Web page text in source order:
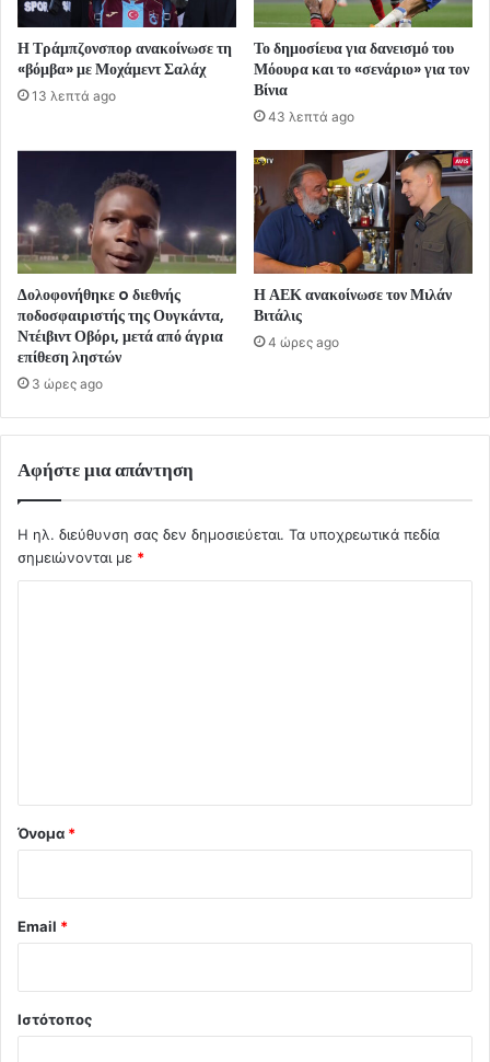
Η Τράμπζονσπορ ανακοίνωσε τη
«βόμβα» με Μοχάμεντ Σαλάχ
13 λεπτά ago
Το δημοσίευα για δανεισμό του
Μόουρα και το «σενάριο» για τον
Βίνια
43 λεπτά ago
Δολοφονήθηκε o διεθνής
ποδοσφαιριστής της Ουγκάντα,
Ντέιβιντ Οβόρι, μετά από άγρια
επίθεση ληστών
3 ώρες ago
Η ΑΕΚ ανακοίνωσε τον Μιλάν
Βιτάλις
4 ώρες ago
Αφήστε μια απάντηση
Η ηλ. διεύθυνση σας δεν δημοσιεύεται. Τα υποχρεωτικά πεδία
σημειώνονται με *
Όνομα *
Email *
Ιστότοπος